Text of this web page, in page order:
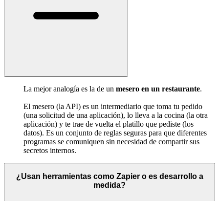
La mejor analogía es la de un mesero en un restaurante.
El mesero (la API) es un intermediario que toma tu pedido
(una solicitud de una aplicación), lo lleva a la cocina (la otra
aplicación) y te trae de vuelta el platillo que pediste (los
datos). Es un conjunto de reglas seguras para que diferentes
programas se comuniquen sin necesidad de compartir sus
secretos internos.
¿Usan herramientas como Zapier o es desarrollo a
medida?